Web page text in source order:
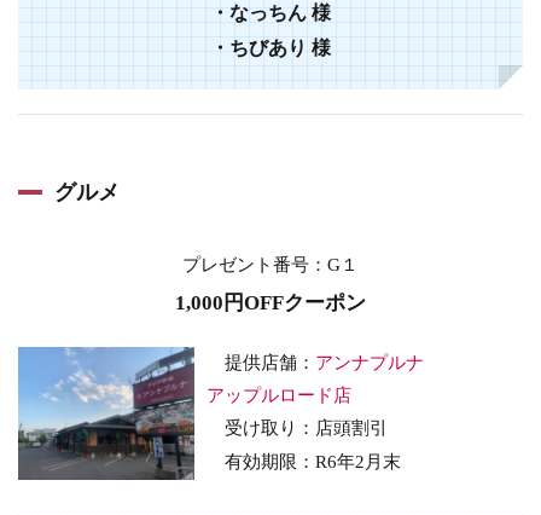
・なっちん 様
・ちびあり様
グルメ
プレゼント番号 ：G１
1,000円OFFクーポン
提供店舗： アンナプルナ
アップルロード店
受け取り：店頭割引
有効期限：R6年2 月末